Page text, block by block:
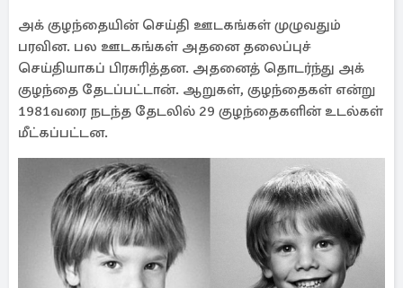
அக் குழந்தையின் செய்தி ஊடகங்கள் முழுவதும்
பரவின. பல ஊடகங்கள் அதனை தலைப்புச்
செய்தியாகப் பிரசுரித்தன. அதனைத் தொடர்ந்து அக்
குழந்தை தேடப்பட்டான். ஆறுகள், குழந்தைகள் என்று
1981வரை நடந்த தேடலில் 29 குழந்தைகளின் உடல்கள்
மீட்கப்பட்டன.